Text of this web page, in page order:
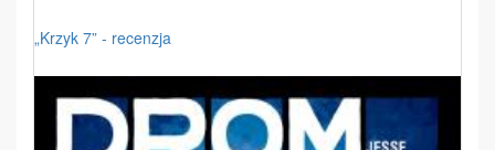
„Krzyk 7” - recenzja